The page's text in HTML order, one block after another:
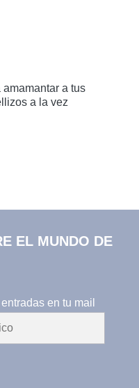
amamantar a tus
a la vez
EL MUNDO DE
en tu mail